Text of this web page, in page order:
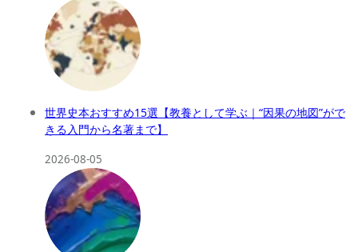
世界史本おすすめ15選【教養として学ぶ｜“因果の地図”がで
きる入門から名著まで】
2026-08-05